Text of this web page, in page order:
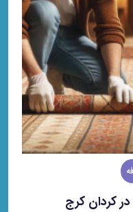
کردان کرج